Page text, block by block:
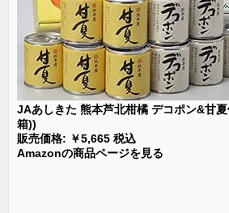
JAあしきた 熊本芦北柑橘 デコポン&甘
箱))
販売価格: ￥5,665 税込
Amazonの商品ページを見る